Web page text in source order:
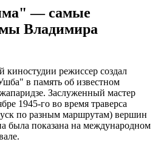
— самые
Владимира
киностудии режиссер создал
в память об известном
Заслуженный мастер
1945-го во время траверса
по разным маршрутам) вершин
была показана на международном